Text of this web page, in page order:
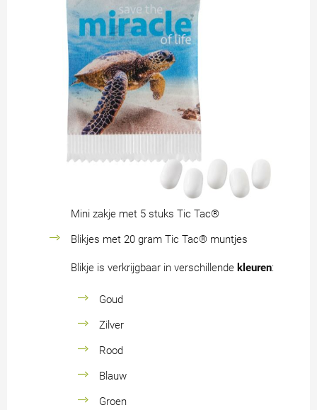
Mini zakje met 5 stuks Tic Tac®
Blikjes met 20 gram Tic Tac® muntjes
Blikje is verkrijgbaar in verschillende kleuren:
Goud
Zilver
Rood
Blauw
Groen